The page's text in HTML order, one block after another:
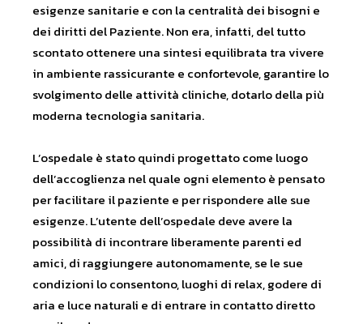
esigenze sanitarie e con la centralità dei bisogni e
dei diritti del Paziente. Non era, infatti, del tutto
scontato ottenere una sintesi equilibrata tra vivere
in ambiente rassicurante e confortevole, garantire lo
svolgimento delle attività cliniche, dotarlo della più
moderna tecnologia sanitaria.
L’ospedale è stato quindi progettato come luogo
dell’accoglienza nel quale ogni elemento è pensato
per facilitare il paziente e per rispondere alle sue
esigenze. L’utente dell’ospedale deve avere la
possibilità di incontrare liberamente parenti ed
amici, di raggiungere autonomamente, se le sue
condizioni lo consentono, luoghi di relax, godere di
aria e luce naturali e di entrare in contatto diretto